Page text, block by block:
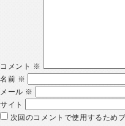
コメント ※
名前 ※
メール ※
サイト
次回のコメントで使用するため